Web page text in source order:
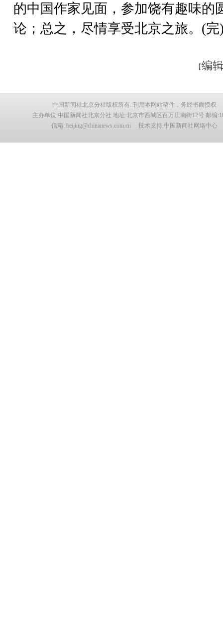
的中国作家见面，参加饶有趣味的
论；总之，尽情享受北京之旅。(完
【编
中国新闻社北京分社版权所有::刊用本网站稿件，务经书面授权
主办单位:中国新闻社北京分社 地址:北京市西城区百万庄南街12号 邮编
信箱: beijing@chinanews.com.cn 技术支持:中国新闻社网络中心